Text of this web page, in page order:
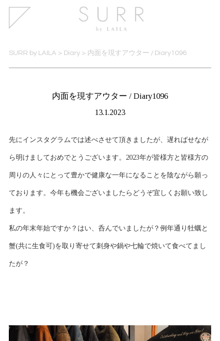
SURR by LAILA > Diary> 内面を現すアウター / Diary1096
内面を現すアウター / Diary1096
13.1.2023
先にインスタグラムでは述べさせて頂きましたが、遅ればせなが
ら明けましておめでとうございます。2023年が皆様方と皆様方の
周りの人々にとって豊かで健康な一年になることを陰ながら願っ
ております。今年も機会ございましたらどうぞ宜しくお願い致し
ます。
私の年末年始ですか？はい、呑んでいましたが？例年通り牡蠣と
蟹(共に生食可)を取り寄せて刺身や鍋や七輪で焼いて食べてまし
たが？